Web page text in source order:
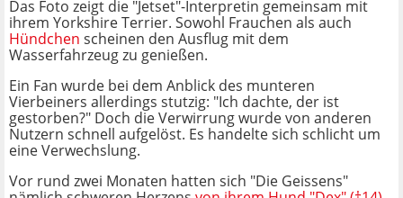
Das Foto zeigt die "Jetset"-Interpretin gemeinsam mit
ihrem Yorkshire Terrier. Sowohl Frauchen als auch
Hündchen scheinen den Ausflug mit dem
Wasserfahrzeug zu genießen.
Ein Fan wurde bei dem Anblick des munteren
Vierbeiners allerdings stutzig: "Ich dachte, der ist
gestorben?" Doch die Verwirrung wurde von anderen
Nutzern schnell aufgelöst. Es handelte sich schlicht um
eine Verwechslung.
Vor rund zwei Monaten hatten sich "Die Geissens"